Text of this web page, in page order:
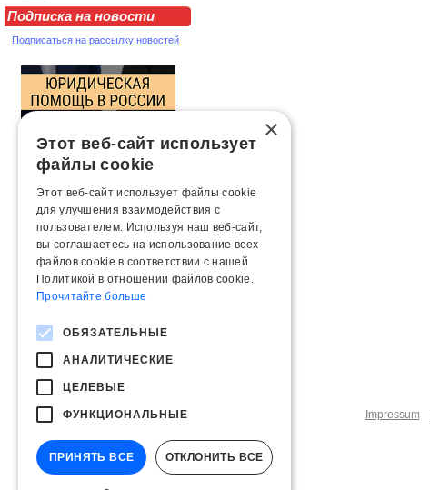
Подписка на новости
Подписаться на рассылку новостей
Impressum
×
Этот веб-сайт использует
файлы cookie
Этот веб-сайт использует файлы cookie
для улучшения взаимодействия с
пользователем. Используя наш веб-сайт,
вы соглашаетесь на использование всех
файлов cookie в соответствии с нашей
Политикой в ​​отношении файлов cookie.
Прочитайте больше
ОБЯЗАТЕЛЬНЫЕ
АНАЛИТИЧЕСКИЕ
ЦЕЛЕВЫЕ
ФУНКЦИОНАЛЬНЫЕ
ПРИНЯТЬ ВСЕ ОТКЛОНИТЬ ВСЕ